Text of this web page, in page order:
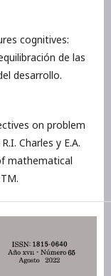
cognitives:
de las
desarrollo.
on problem
Charles y E.A.
mathematical